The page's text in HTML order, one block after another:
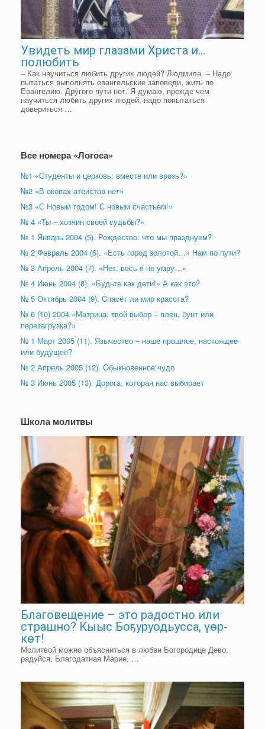
Увидеть мир глазами Христа и…
полюбить
– Как научиться любить других людей? Людмила. – Надо
пытаться выполнять евангельские заповеди, жить по
Евангелию. Другого пути нет. Я думаю, прежде чем
научиться любить других людей, надо попытаться
довериться …
Все номера «Логоса»
№1 «Студенты и церковь: вместе или врозь?»
№2 «В окопах атеистов нет»
№3 «С Новым годом! С новым счастьем!»
№ 4 «Ты – хозяин своей судьбы?»
№ 1 Январь 2004 (5). Рождество: что мы празднуем?
№ 2 Февраль 2004 (6). «Есть город золотой…» Нам по пути?
№ 3 Апрель 2004 (7). «Нет, весь я не умру…»
№ 4 Июнь 2004 (8). «Будьте как дети!» А как это?
№ 5 Октябрь 2004 (9). Cпасёт ли мир красота?
№ 6 (10) 2004 «Матрица: твой выбор – плен, бунт или
перезагрузка?»
№ 1 Март 2005 (11). Язычество – наше прошлое, настоящее
или будущее?
№ 2 Апрель 2005 (12). Обыкновенное чудо
№ 3 Июнь 2005 (13). Дорога, которая нас выбирает
Школа молитвы
Благовещение – это радостно или
страшно? Кыыс Боҕуруодьусса, үөр-
көт!
Молитвой можно объясниться в любви Богородице Дево,
радуйся, Благодатная Марие, …